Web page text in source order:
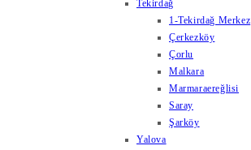
Tekirdağ
1-Tekirdağ Merkez
Çerkezköy
Çorlu
Malkara
Marmaraereğlisi
Saray
Şarköy
Yalova